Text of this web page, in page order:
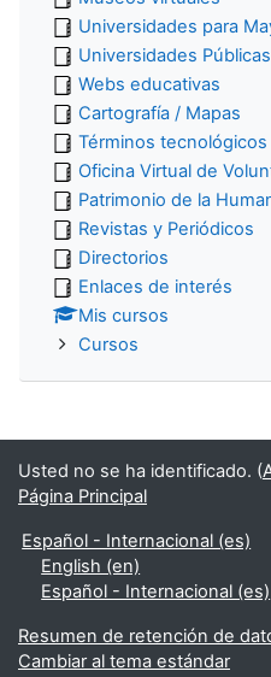
Universidades para
Universidades Públicas
Webs educativas
Cartografía / Mapas
Términos tecnológicos
Oficina Virtual de
Patrimonio de la
Revistas y Periódicos
Directorios
Enlaces de interés
Mis cursos
Cursos
Usted no se ha identificado. (
Página Principal
Español - Internacional ‎(es)‎
English ‎(en)‎
Español - Internacional ‎(es)‎
Resumen de retención de
Cambiar al tema estándar